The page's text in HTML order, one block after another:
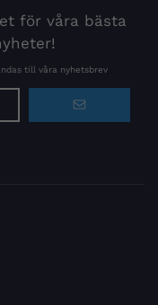
för våra bästa
till våra nyhetsbrev